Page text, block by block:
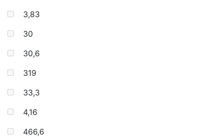
3,83
30
30,6
319
33,3
4,16
466,6